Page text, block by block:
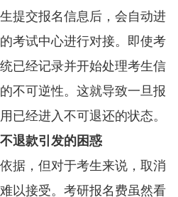
提交报名信息后，会自动进
考试中心进行对接。即使考
已经记录并开始处理考生信
不可逆性。这就导致一旦报
已经进入不可退还的状态。
退款引发的困惑
据，但对于考生来说，取消
以接受。考研报名费虽然看